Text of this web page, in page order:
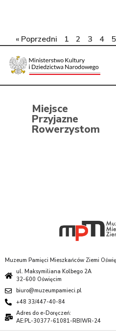
« Poprzedni 1 2 3 4 5
Miejsce
Przyjazne
Rowerzystom
Muzeum Pamięci Mieszkańców Ziemi
ul. Maksymiliana Kolbego 2A
32-600 Oświęcim
biuro@muzeumpamieci.pl
+48 33/447-40-84
Adres do e-Doręczeń:
AE:PL-30377-61081-RBIWR-24